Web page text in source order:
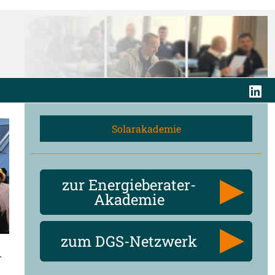
Solarakademie
zur Energieberater-
Akademie
zum DGS-Netzwerk